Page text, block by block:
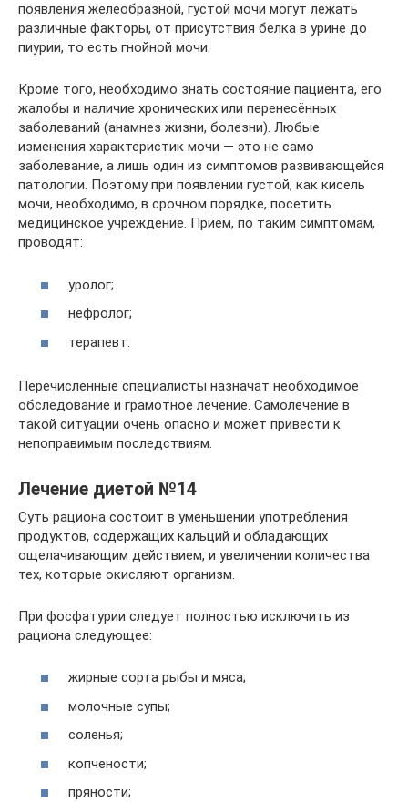
появления желеобразной, густой мочи могут лежать
различные факторы, от присутствия белка в урине до
пиурии, то есть гнойной мочи.
Кроме того, необходимо знать состояние пациента, его
жалобы и наличие хронических или перенесённых
заболеваний (анамнез жизни, болезни). Любые
изменения характеристик мочи — это не само
заболевание, а лишь один из симптомов развивающейся
патологии. Поэтому при появлении густой, как кисель
мочи, необходимо, в срочном порядке, посетить
медицинское учреждение. Приём, по таким симптомам,
проводят:
уролог;
нефролог;
терапевт.
Перечисленные специалисты назначат необходимое
обследование и грамотное лечение. Самолечение в
такой ситуации очень опасно и может привести к
непоправимым последствиям.
Лечение диетой №14
Суть рациона состоит в уменьшении употребления
продуктов, содержащих кальций и обладающих
ощелачивающим действием, и увеличении количества
тех, которые окисляют организм.
При фосфатурии следует полностью исключить из
рациона следующее:
жирные сорта рыбы и мяса;
молочные супы;
соленья;
копчености;
пряности;